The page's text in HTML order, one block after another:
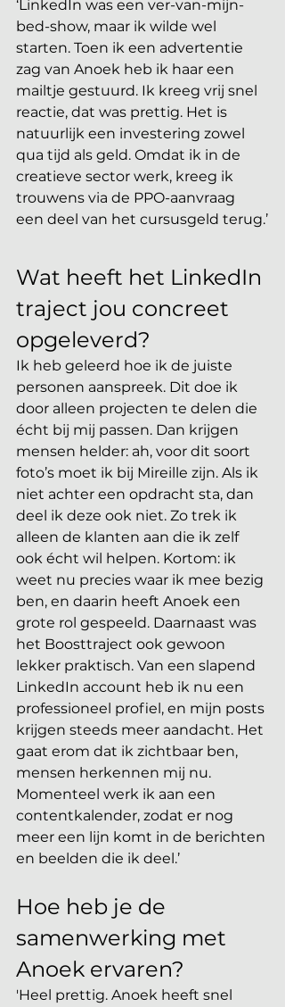
‘LinkedIn was een ver-van-mijn-
bed-show, maar ik wilde wel
starten. Toen ik een advertentie
zag van Anoek heb ik haar een
mailtje gestuurd. Ik kreeg vrij snel
reactie, dat was prettig. Het is
natuurlijk een investering zowel
qua tijd als geld. Omdat ik in de
creatieve sector werk, kreeg ik
trouwens via de PPO-aanvraag
een deel van het cursusgeld terug.’
Wat heeft het LinkedIn
traject jou concreet
opgeleverd?
Ik heb geleerd hoe ik de juiste
personen aanspreek. Dit doe ik
door alleen projecten te delen die
écht bij mij passen. Dan krijgen
mensen helder: ah, voor dit soort
foto’s moet ik bij Mireille zijn. Als ik
niet achter een opdracht sta, dan
deel ik deze ook niet. Zo trek ik
alleen de klanten aan die ik zelf
ook écht wil helpen. Kortom: ik
weet nu precies waar ik mee bezig
ben, en daarin heeft Anoek een
grote rol gespeeld. Daarnaast was
het Boosttraject ook gewoon
lekker praktisch. Van een slapend
LinkedIn account heb ik nu een
professioneel profiel, en mijn posts
krijgen steeds meer aandacht. Het
gaat erom dat ik zichtbaar ben,
mensen herkennen mij nu.
Momenteel werk ik aan een
contentkalender, zodat er nog
meer een lijn komt in de berichten
en beelden die ik deel.’
Hoe heb je de
samenwerking met
Anoek ervaren?
'Heel prettig. Anoek heeft snel